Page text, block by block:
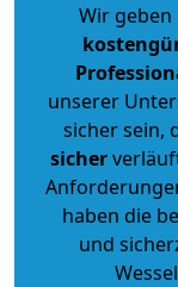
Wir geben
unserer
sicher sein,
sicher
haben die
und